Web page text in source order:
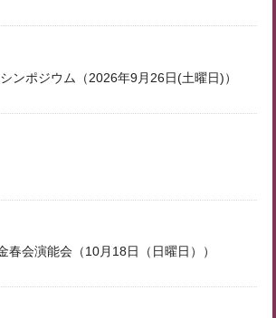
ンポジウム（2026年9月26日(土曜日)）
春会演能会（10月18日（日曜日））